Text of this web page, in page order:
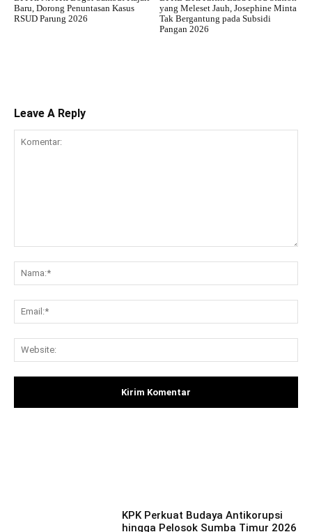
Baru, Dorong Penuntasan Kasus
RSUD Parung 2026
yang Meleset Jauh, Josephine Minta
Tak Bergantung pada Subsidi
Pangan 2026
Leave A Reply
KPK Perkuat Budaya Antikorupsi
hingga Pelosok Sumba Timur 2026